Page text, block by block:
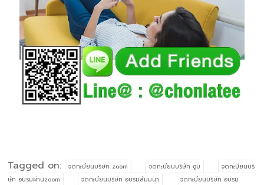
Tagged on: จดทะบียนบริษัท zoom จดทะบียนบริษัท ซูม
จดทะบียนบริ
ษัท อบรมผ่านzoom
จดทะบียนบริษัท อบรมสัมมนา
จดทะบียนบริษัท อบรม